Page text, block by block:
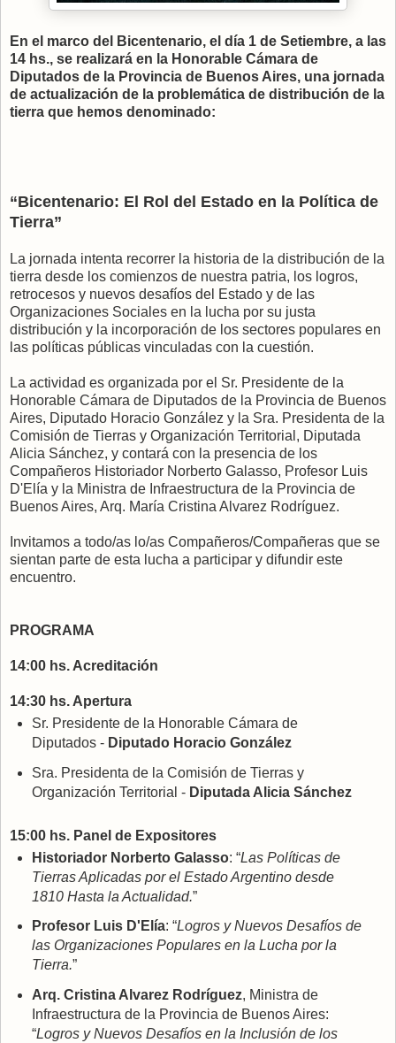
En el marco del Bicentenario, el día 1 de Setiembre, a las
14 hs., se realizará en la Honorable Cámara de
Diputados de la Provincia de Buenos Aires, una jornada
de actualización de la problemática de distribución de la
tierra que hemos denominado:
“Bicentenario: El Rol del Estado en la Política de
Tierra”
La jornada intenta recorrer la historia de la distribución de la
tierra desde los comienzos de nuestra patria, los logros,
retrocesos y nuevos desafíos del Estado y de las
Organizaciones Sociales en la lucha por su justa
distribución y la incorporación de los sectores populares en
las políticas públicas vinculadas con la cuestión.
La actividad es organizada por el Sr. Presidente de la
Honorable Cámara de Diputados de la Provincia de Buenos
Aires, Diputado Horacio González y la Sra. Presidenta de la
Comisión de Tierras y Organización Territorial, Diputada
Alicia Sánchez, y contará con la presencia de los
Compañeros Historiador Norberto Galasso, Profesor Luis
D'Elía y la Ministra de Infraestructura de la Provincia de
Buenos Aires, Arq. María Cristina Alvarez Rodríguez.
Invitamos a todo/as lo/as Compañeros/Compañeras que se
sientan parte de esta lucha a participar y difundir este
encuentro.
PROGRAMA
14:00 hs. Acreditación
14:30 hs. Apertura
Sr. Presidente de la Honorable Cámara de
Diputados - Diputado Horacio González
Sra. Presidenta de la Comisión de Tierras y
Organización Territorial - Diputada Alicia Sánchez
15:00 hs. Panel de Expositores
Historiador Norberto Galasso: “Las Políticas de
Tierras Aplicadas por el Estado Argentino desde
1810 Hasta la Actualidad.”
Profesor Luis D'Elía: “Logros y Nuevos Desafíos de
las Organizaciones Populares en la Lucha por la
Tierra.”
Arq. Cristina Alvarez Rodríguez, Ministra de
Infraestructura de la Provincia de Buenos Aires:
“Logros y Nuevos Desafíos en la Inclusión de los